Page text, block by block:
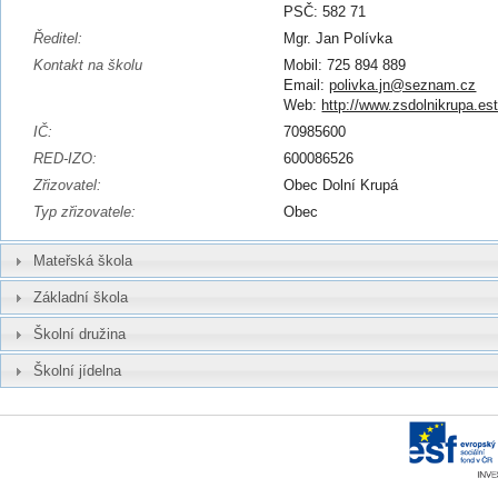
PSČ: 582 71
Ředitel:
Mgr. Jan Polívka
Kontakt na školu
Mobil: 725 894 889
Email:polivka.jn@seznam.cz
Web: http://
IČ:
70985600
RED-IZO:
600086526
Zřizovatel:
Obec Dolní Krupá
Typ zřizovatele:
Obec
Mateřská škola
Základní škola
Školní družina
Školní jídelna